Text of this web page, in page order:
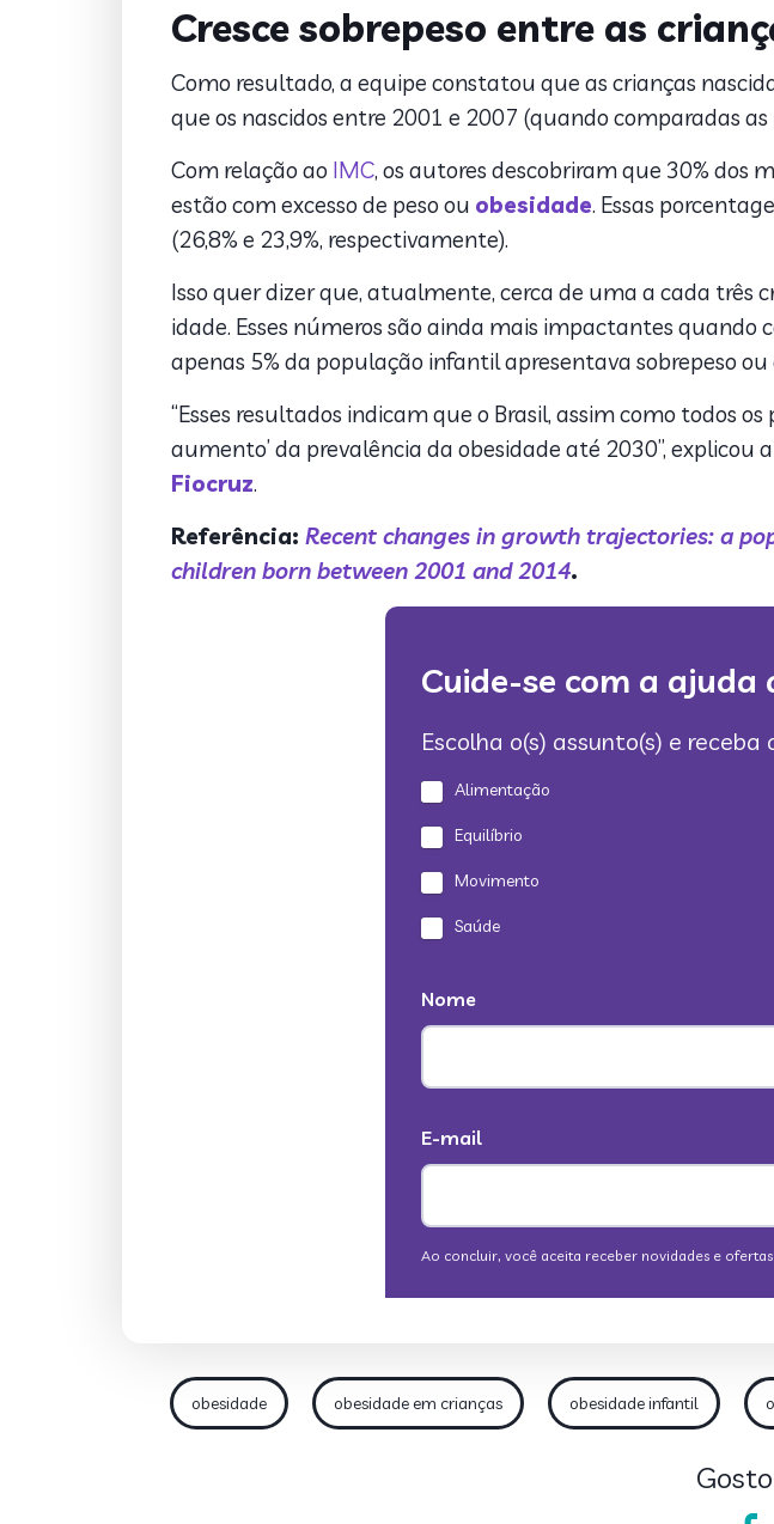
Cresce sobrepeso entre as
Como resultado, a equipe constatou que as crianças
que os nascidos entre 2001 e 2007 (quando comparadas as
Com relação ao IMC, os autores descobriram que 30% dos
estão com excesso de peso ou obesidade. Essas
(26,8% e 23,9%, respectivamente).
Isso quer dizer que, atualmente, cerca de uma a cada três
idade. Esses números são ainda mais impactantes
apenas 5% da população infantil apresentava sobrepeso ou
“Esses resultados indicam que o Brasil, assim como todos
aumento’ da prevalência da obesidade até 2030”, explicou
Fiocruz.
Referência: Recent changes in growth trajectories: a
children born between 2001 and 2014.
obesidade obesidade em crianças obesidade infantil